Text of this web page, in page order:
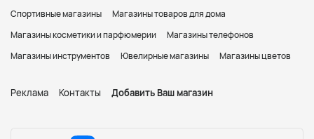
Спортивные магазины
Магазины товаров для дома
Магазины косметики и парфюмерии
Магазины телефонов
Магазины инструментов
Ювелирные магазины Магазины цветов
Реклама Контакты Добавить Ваш магазин